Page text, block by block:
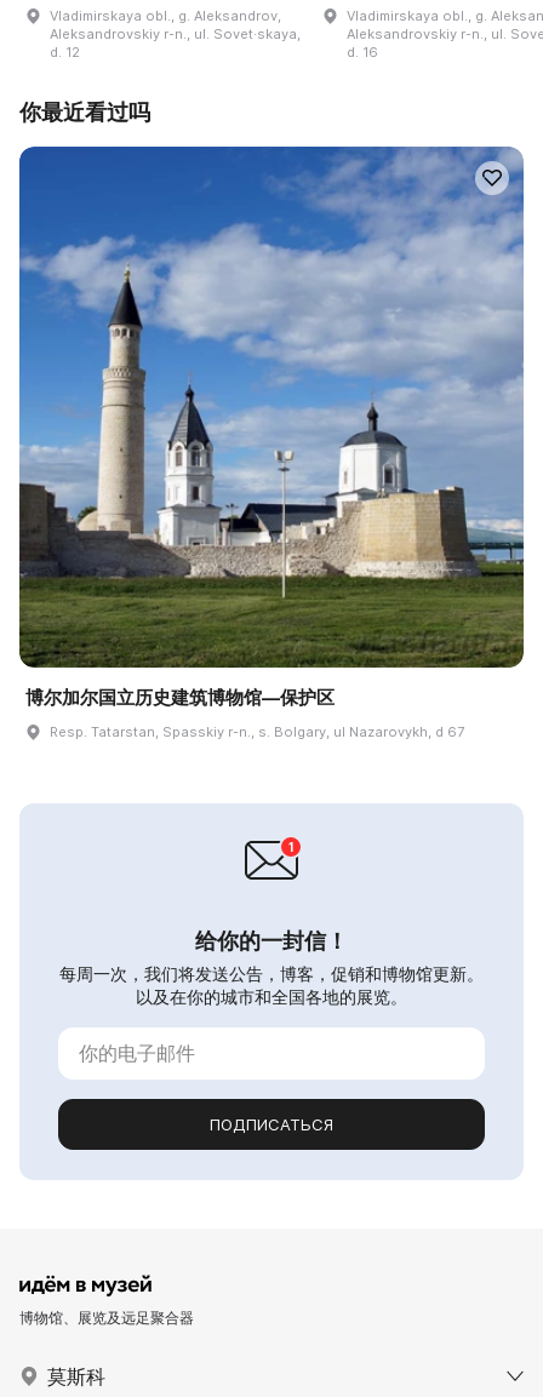
Vladimirskaya obl., g. Aleksandrov,
Aleksandrovskiy r-n., ul. Sovet·skaya,
d. 12
Vladimirskaya obl., g.
Aleksandrovskiy r-n., ul.
d. 16
你最近看过吗
博尔加尔国立历史建筑博物馆—保护区
Resp. Tatarstan, Spasskiy r-n., s. Bolgary, ul Nazarovykh, d 67
给你的一封信！
每周一次，我们将发送公告，博客，促销和博物馆更新。
以及在你的城市和全国各地的展览。
ПОДПИСАТЬСЯ
博物馆、展览及远足聚合器
莫斯科